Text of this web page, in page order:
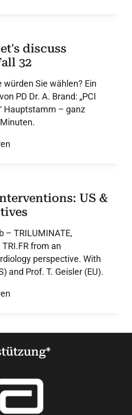
discuss
32
Sie wählen? Ein
PD Dr. A. Brand: „PCI
Hauptstamm – ganz
US &
– TRILUMINATE,
TRI.FR from an
perspective. With
and Prof. T. Geisler (EU).